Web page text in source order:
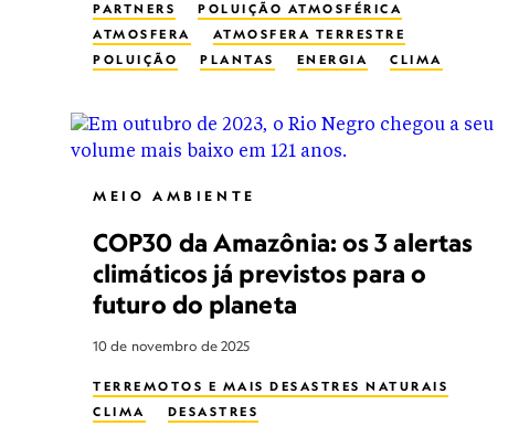
PARTNERS
POLUIÇÃO ATMOSFÉRICA
ATMOSFERA
ATMOSFERA TERRESTRE
POLUIÇÃO
PLANTAS ENERGIA
CLIMA
MEIO AMBIENTE
COP30 da Amazônia: os 3 alertas
climáticos já previstos para o
futuro do planeta
10 de novembro de 2025
TERREMOTOS E MAIS DESASTRES NATURAIS
CLIMA
DESASTRES